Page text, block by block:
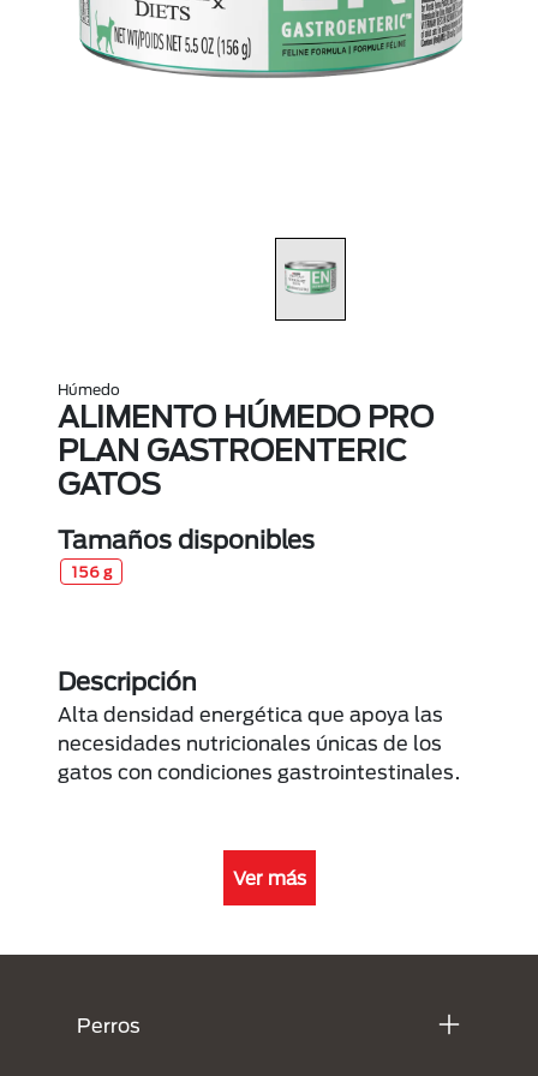
Húmedo
ALIMENTO HÚMEDO PRO
PLAN GASTROENTERIC
GATOS
Tamaños disponibles
156 g
Descripción
Alta densidad energética que apoya las
necesidades nutricionales únicas de los
gatos con condiciones gastrointestinales.
Ver más
Perros